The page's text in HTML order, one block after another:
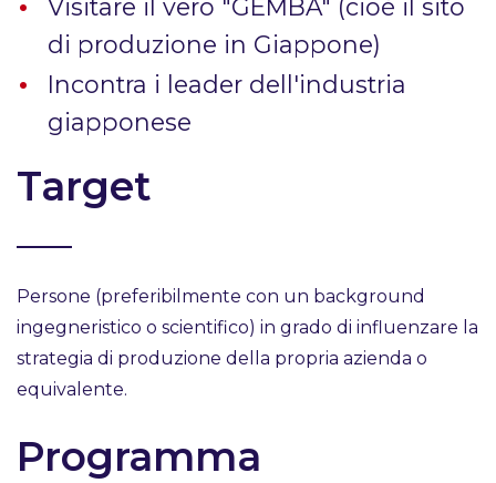
Visitare il vero "GEMBA" (cioè il sito
di produzione in Giappone)
Incontra i leader dell'industria
giapponese
Target
Persone (preferibilmente con un background
ingegneristico o scientifico) in grado di influenzare la
strategia di produzione della propria azienda o
equivalente.
Programma